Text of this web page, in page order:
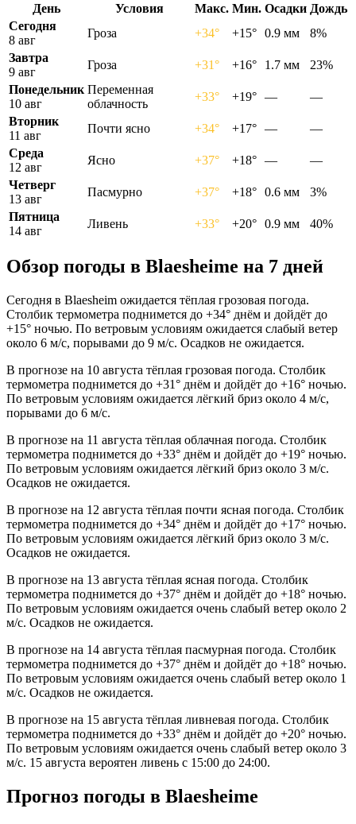
День Условия Макс. Мин. Осадки Дождь
Сегодня
8 авг
Гроза +34° +15° 0.9 мм
8%
Завтра
9 авг
Гроза +31° +16° 1.7 мм
23%
Понедельник
10 авг
Переменная
облачность
+33° +19° —
—
Вторник
11 авг
Почти ясно +34° +17° —
—
Среда
12 авг
Ясно +37° +18° —
—
Четверг
13 авг
Пасмурно +37° +18° 0.6 мм
3%
Пятница
14 авг
Ливень +33° +20° 0.9 мм 40%
Обзор погоды в Blaesheimе на 7 дней
Сегодня в Blaesheim ожидается тёплая грозовая погода.
Столбик термометра поднимется до +34° днём и дойдёт до
+15° ночью. По ветровым условиям ожидается слабый ветер
около 6 м/с, порывами до 9 м/с. Осадков не ожидается.
В прогнозе на 10 августа тёплая грозовая погода. Столбик
термометра поднимется до +31° днём и дойдёт до +16° ночью.
По ветровым условиям ожидается лёгкий бриз около 4 м/с,
порывами до 6 м/с.
В прогнозе на 11 августа тёплая облачная погода. Столбик
термометра поднимется до +33° днём и дойдёт до +19° ночью.
По ветровым условиям ожидается лёгкий бриз около 3 м/с.
Осадков не ожидается.
В прогнозе на 12 августа тёплая почти ясная погода. Столбик
термометра поднимется до +34° днём и дойдёт до +17° ночью.
По ветровым условиям ожидается лёгкий бриз около 3 м/с.
Осадков не ожидается.
В прогнозе на 13 августа тёплая ясная погода. Столбик
термометра поднимется до +37° днём и дойдёт до +18° ночью.
По ветровым условиям ожидается очень слабый ветер около 2
м/с. Осадков не ожидается.
В прогнозе на 14 августа тёплая пасмурная погода. Столбик
термометра поднимется до +37° днём и дойдёт до +18° ночью.
По ветровым условиям ожидается очень слабый ветер около 1
м/с. Осадков не ожидается.
В прогнозе на 15 августа тёплая ливневая погода. Столбик
термометра поднимется до +33° днём и дойдёт до +20° ночью.
По ветровым условиям ожидается очень слабый ветер около 3
м/с. 15 августа вероятен ливень с 15:00 до 24:00.
Прогноз погоды в Blaesheimе